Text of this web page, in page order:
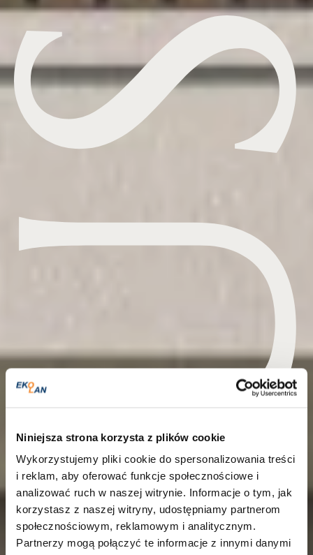
Niniejsza strona korzysta z plików cookie
Wykorzystujemy pliki cookie do spersonalizowania treści
i reklam, aby oferować funkcje społecznościowe i
analizować ruch w naszej witrynie. Informacje o tym, jak
korzystasz z naszej witryny, udostępniamy partnerom
społecznościowym, reklamowym i analitycznym.
Partnerzy mogą połączyć te informacje z innymi danymi